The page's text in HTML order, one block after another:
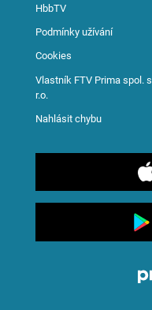
HbbTV
Podmínky užívání
Cookies
Vlastník FTV Prima spol. s
r.o.
Nahlásit chybu